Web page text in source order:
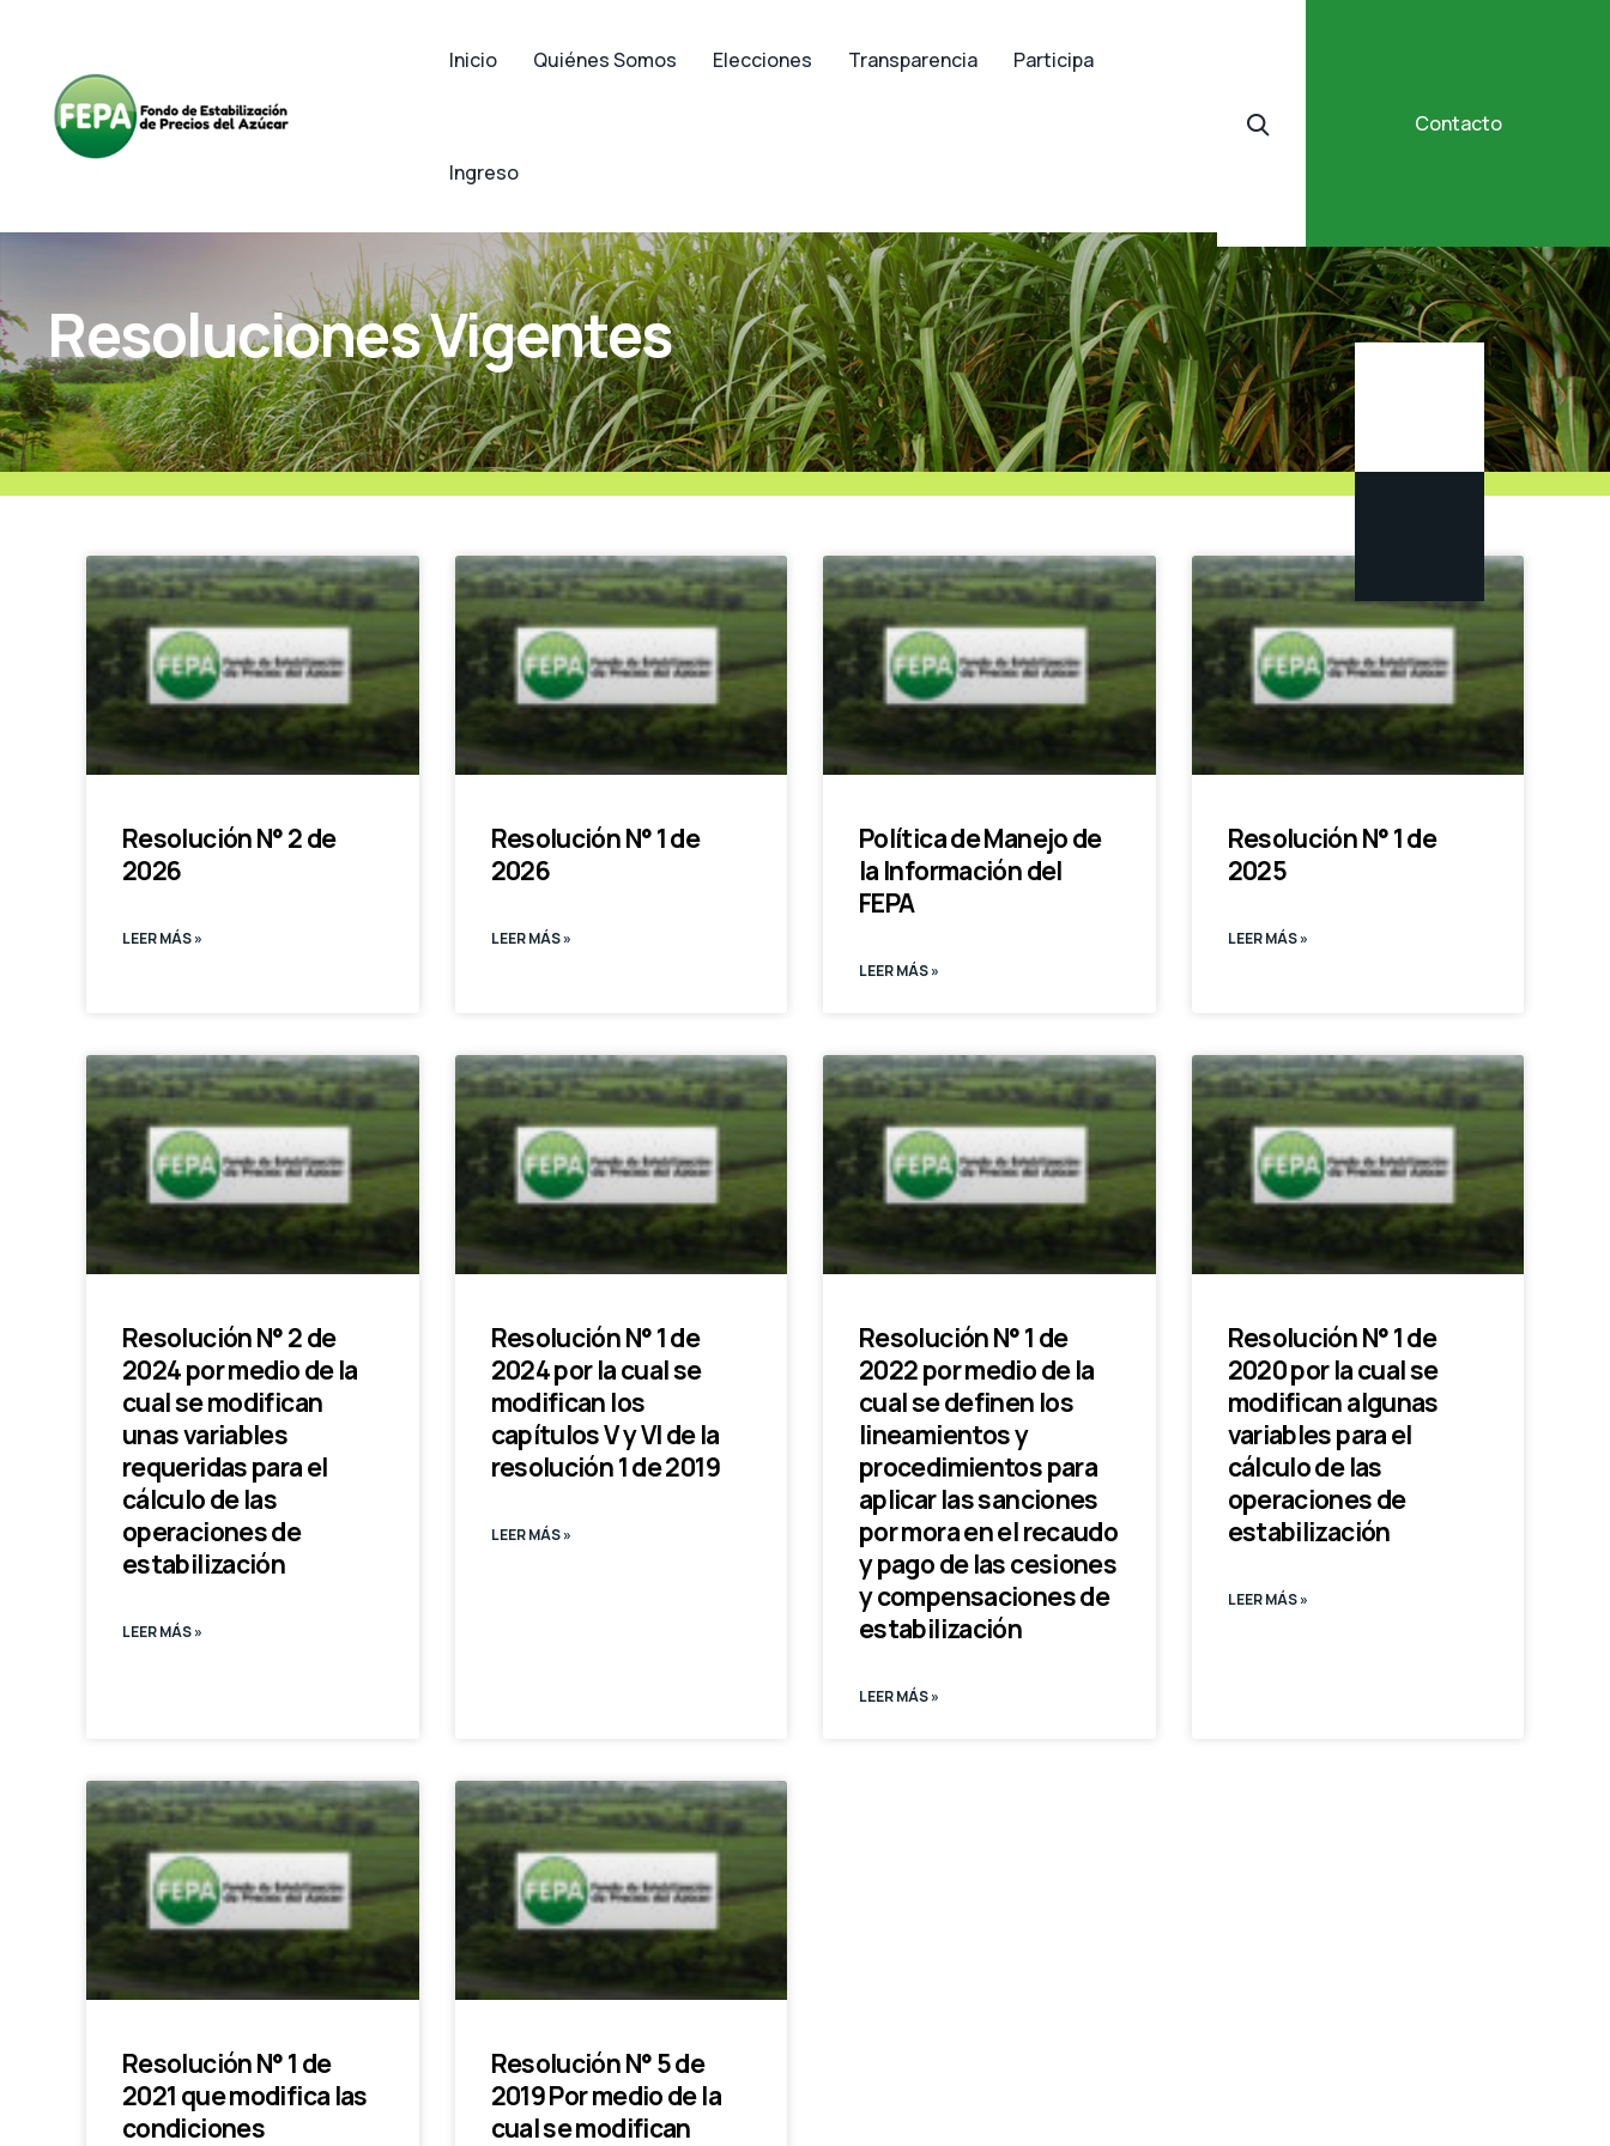
Inicio Quiénes Somos Elecciones Transparencia Participa
Ingreso
Contacto
Resoluciones Vigentes
Resolución N° 2 de
2026
LEER MÁS »
Resolución N° 1 de
2026
LEER MÁS »
Política de Manejo de
la Información del
FEPA
LEER MÁS »
Resolución N° 1 de
2025
LEER MÁS »
Resolución N° 2 de
2024 por medio de la
cual se modifican
unas variables
requeridas para el
cálculo de las
operaciones de
estabilización
LEER MÁS »
Resolución N° 1 de
2024 por la cual se
modifican los
capítulos V y VI de la
resolución 1 de 2019
LEER MÁS »
Resolución N° 1 de
2022 por medio de la
cual se definen los
lineamientos y
procedimientos para
aplicar las sanciones
por mora en el recaudo
y pago de las cesiones
y compensaciones de
estabilización
LEER MÁS »
Resolución N° 1 de
2020 por la cual se
modifican algunas
variables para el
cálculo de las
operaciones de
estabilización
LEER MÁS »
Resolución N° 1 de
2021 que modifica las
condiciones
Resolución N° 5 de
2019 Por medio de la
cual se modifican